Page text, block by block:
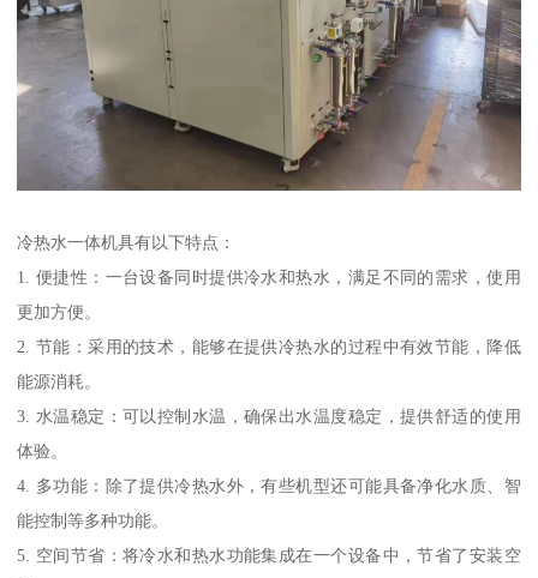
冷热水一体机具有以下特点：
1. 便捷性：一台设备同时提供冷水和热水，满足不同的需求，使用
更加方便。
2. 节能：采用的技术，能够在提供冷热水的过程中有效节能，降低
能源消耗。
3. 水温稳定：可以控制水温，确保出水温度稳定，提供舒适的使用
体验。
4. 多功能：除了提供冷热水外，有些机型还可能具备净化水质、智
能控制等多种功能。
5. 空间节省：将冷水和热水功能集成在一个设备中，节省了安装空